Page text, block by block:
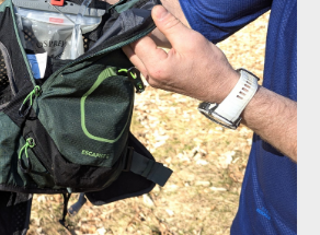
6
6
6